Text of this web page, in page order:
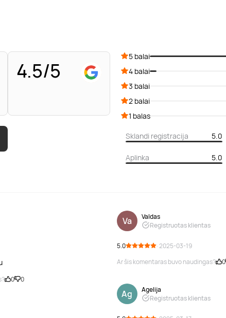
4.5/5
5 balai
4 balai
3 balai
2 balai
1 balas
Sklandi registracija 5.0
Aplinka 5.0
0 0
Va
Valdas
Registruotas klientas
5.0
· 2025-03-19
Ar šis komentaras buvo naudingas?
0
Ag
Agelija
Registruotas klientas